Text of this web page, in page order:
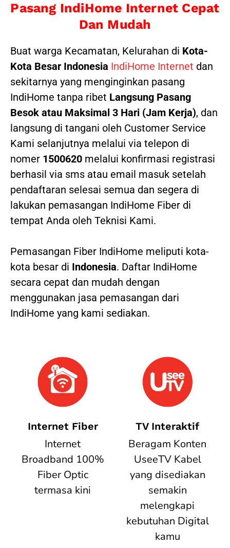
Pasang IndiHome Internet Cepat
Dan Mudah
Buat warga Kecamatan, Kelurahan di Kota-
Kota Besar Indonesia IndiHome Internet dan
sekitarnya yang menginginkan pasang
IndiHome tanpa ribet Langsung Pasang
Besok atau Maksimal 3 Hari (Jam Kerja), dan
langsung di tangani oleh Customer Service
Kami selanjutnya melalui via telepon di
nomer 1500620 melalui konfirmasi registrasi
berhasil via sms atau email masuk setelah
pendaftaran selesai semua dan segera di
lakukan pemasangan IndiHome Fiber di
tempat Anda oleh Teknisi Kami.
Pemasangan Fiber IndiHome meliputi kota-
kota besar di Indonesia. Daftar IndiHome
secara cepat dan mudah dengan
menggunakan jasa pemasangan dari
IndiHome yang kami sediakan.
Internet Fiber
Internet
Broadband 100%
Fiber Optic
termasa kini
TV Interaktif
Beragam Konten
UseeTV Kabel
yang disediakan
semakin
melengkapi
kebutuhan Digital
kamu